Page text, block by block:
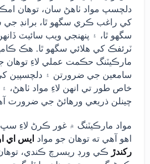
دلچسپ مواد ٺاهڻ سان، توهان
کي راغب ڪري سگهو ٿا، برانڊ جي
سگهو ٿا، ۽ پنهنجي ويب سائيٽ
ٽرئفڪ کي هلائي سگهو ٿا. هڪ
مارڪيٽنگ حڪمت عملي لاءِ توهان
سامعين جي ضرورتن ۽ دلچسپين
خاص طور تي انهن لاءِ مواد ٺاهڻ،
چينلن ذريعي ورهائڻ جي ضرورت
مواد مارڪيٽنگ ۾ غور ڪرڻ لاءِ
اهو آهي ته توهان جو مواد ايس اي
رکندڙ ڪي ورڊ ريسرچ ڪندي،